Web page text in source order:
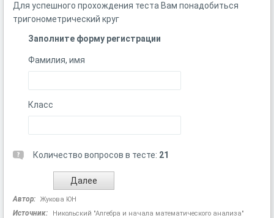
Для успешного прохождения теста Вам понадобиться
тригонометрический круг
Заполните форму регистрации
Фамилия, имя
Класс
Количество вопросов в тесте: 21
Автор: Жукова ЮН
Источник:
Никольский "Алгебра и начала математического анализа"